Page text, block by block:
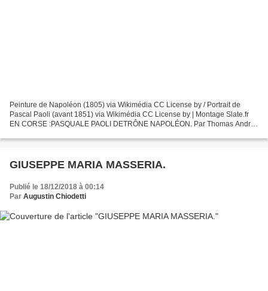
Peinture de Napoléon (1805) via Wikimédia CC License by / Portrait de
Pascal Paoli (avant 1851) via Wikimédia CC License by | Montage Slate.fr
EN CORSE :PASQUALE PAOLI DETRÔNE NAPOLÉON. Par Thomas Andrei.
GIUSEPPE MARIA MASSERIA.
Publié le 18/12/2018 à 00:14
Par Augustin Chiodetti